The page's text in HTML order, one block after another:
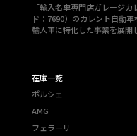
「輸入名車専門店ガレージ
ド：7690）のカレント自動車
輸入車に特化した事業を展開
在庫一覧
ポルシェ
AMG
フェラーリ